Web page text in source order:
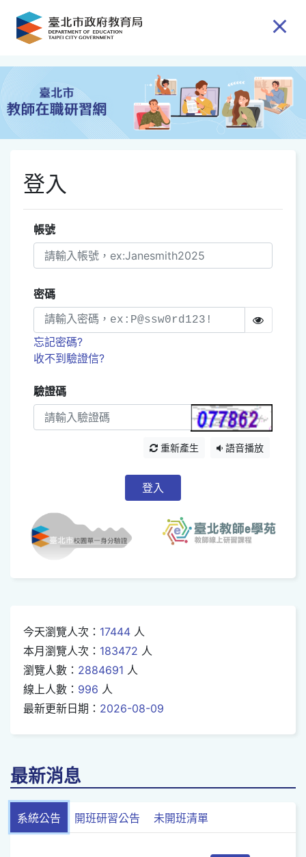
跳到主要內容
登入
帳號
密碼
忘記密碼?
收不到驗證信?
驗證碼
重新產生 語音播放
登入
今天瀏覽人次： 17444 人
本月瀏覽人次： 183472 人
瀏覽人數： 2884691 人
線上人數： 996 人
最新更新日期： 2026-08-09
最新消息
系統公告 開班研習公告 未開班清單